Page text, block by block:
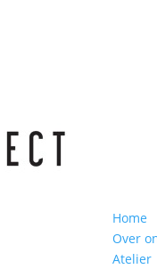
Home
Over
Atelier